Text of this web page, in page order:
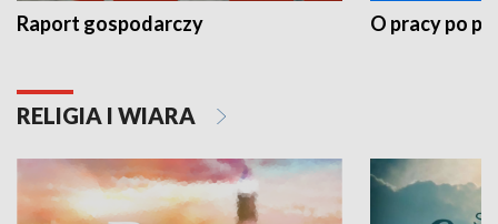
Raport gospodarczy O pracy po
RELIGIA I WIARA